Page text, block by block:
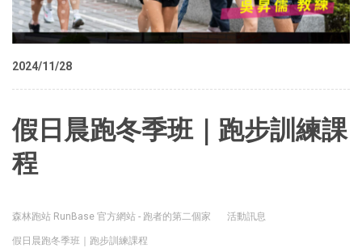
2024/11/28
假日晨跑冬季班｜跑步訓練課
程
森林跑站 RunBase 官方網站 - 跑者的第二個家 活動訊息
假日晨跑冬季班｜跑步訓練課程